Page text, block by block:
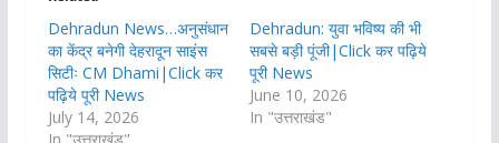
Dehradun News…अनुसंधान
का केंद्र बनेगी देहरादून साइंस
सिटीः CM Dhami|Click कर
पढ़िये पूरी News
July 14, 2026
Dehradun: युवा भविष्य की भी
सबसे बड़ी पूंजी|Click कर पढ़िये
पूरी News
June 10, 2026
In "उत्तराखंड"